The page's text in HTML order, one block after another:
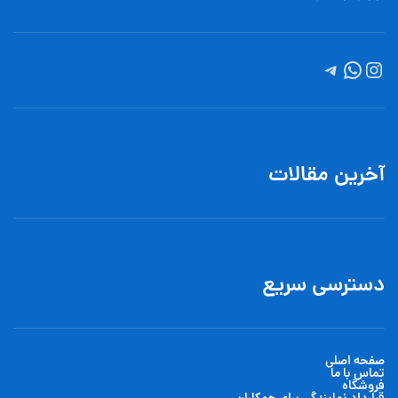
آخرین مقالات
دسترسی سریع
صفحه اصلی
تماس با ما
فروشگاه